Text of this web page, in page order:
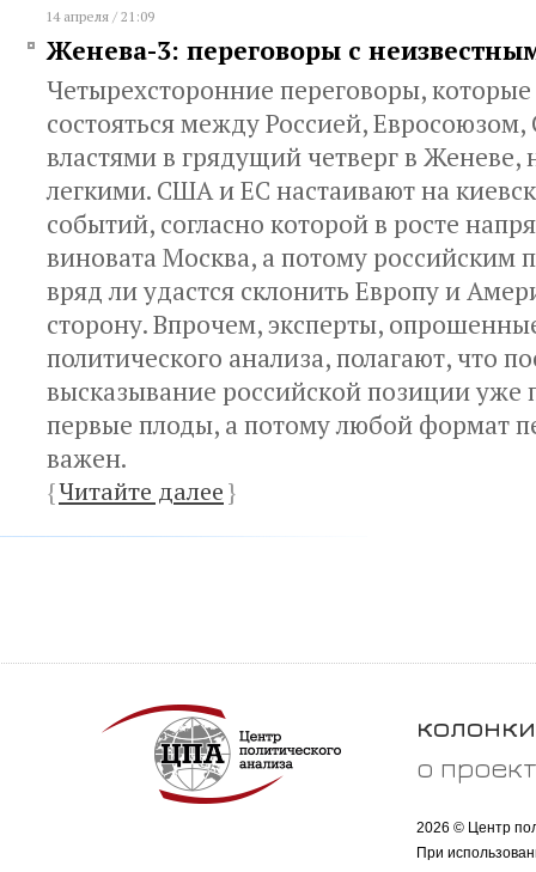
14 апреля / 21:09
Женева-3: переговоры с
Четырехсторонние переговоры,
состояться между Россией,
властями в грядущий четверг в
легкими. США и ЕС настаивают на
событий, согласно которой в росте
виновата Москва, а потому российским
вряд ли удастся склонить Европу и
сторону. Впрочем, эксперты,
политического анализа, полагают, что
высказывание российской позиции уже
первые плоды, а потому любой формат
важен.
{Читайте далее}
колонки
о
2026 © Центр
При